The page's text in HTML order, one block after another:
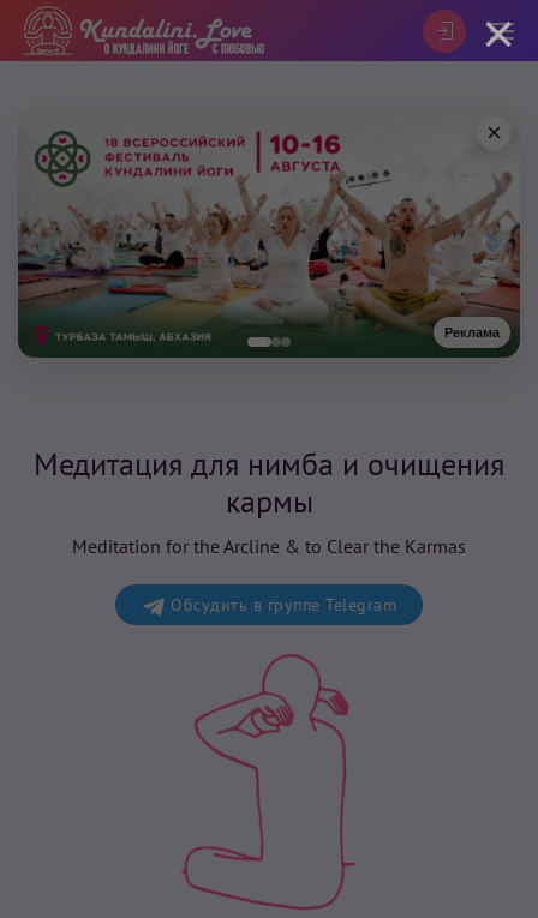
Реклама
×
Медитация для нимба и очищения
кармы
Meditation for the Arcline & to Clear the Karmas
Обсудить в группе Telegram
×